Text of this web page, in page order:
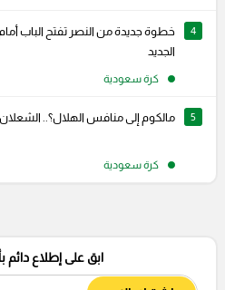
4
خطوة جديدة من النصر تفتح الباب
الجديد
كرة سعودية
5 مالكوم إلى منافس الهلال؟..
كرة سعودية
ابق على إطلاع دائم